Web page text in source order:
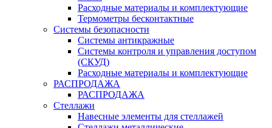
Расходные материалы и комплектующие
Термометры бесконтактные
Системы безопасности
Системы антикражные
Системы контроля и управления доступом
(СКУД)
Расходные материалы и комплектующие
РАСПРОДАЖА
РАСПРОДАЖА
Стеллажи
Навесные элементы для стеллажей